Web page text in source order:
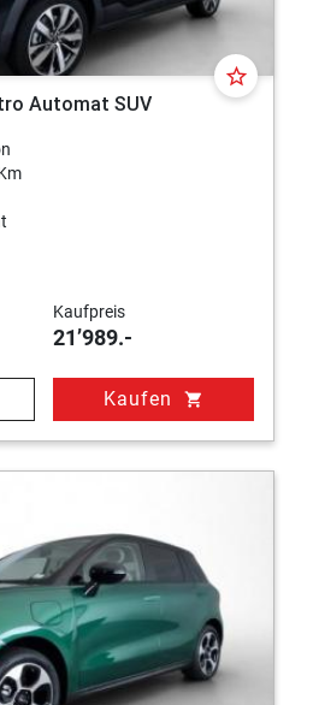
star_border
Automat SUV
Kaufpreis
21’989.-
Kaufen shopping_cart